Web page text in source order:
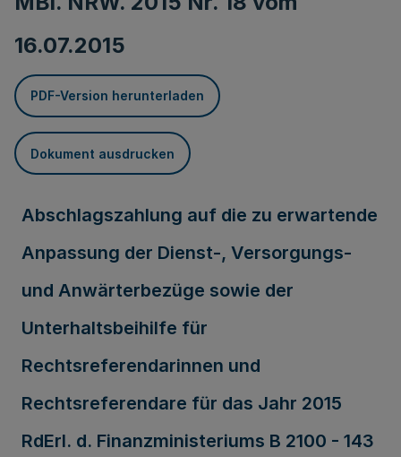
16.07.2015
PDF-Version herunterladen
Dokument ausdrucken
Abschlagszahlung auf die zu erwartende
Anpassung der Dienst-, Versorgungs-
und Anwärterbezüge sowie der
Unterhaltsbeihilfe für
Rechtsreferendarinnen und
Rechtsreferendare für das Jahr 2015
RdErl. d. Finanzministeriums B 2100 - 143